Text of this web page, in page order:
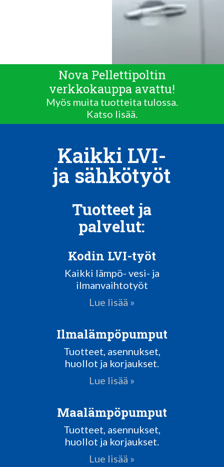
Nova Pellettipoltin
verkkokauppa avattu!
Myös muita tuotteita tulossa.
Katso lisää.
Kaikki LVI-
ja sähkötyöt
Tuotteet ja
palvelut:
Kodin LVI-työt
Kaikki lämpö- vesi- ja
ilmanvaihtotyöt
Lue lisää »
Ilmalämpöpumput
Tuotteet, asennukset,
huollot ja korjaukset.
Lue lisää »
Maalämpöpumput
Tuotteet, asennukset,
huollot ja korjaukset.
Lue lisää »